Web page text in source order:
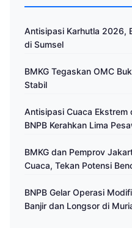
Antisipasi Karhutla 2026,
di Sumsel
BMKG Tegaskan OMC
Stabil
Antisipasi Cuaca
BNPB Kerahkan Lima
BMKG dan Pemprov
Cuaca, Tekan Potensi
BNPB Gelar Operasi
Banjir dan Longsor di